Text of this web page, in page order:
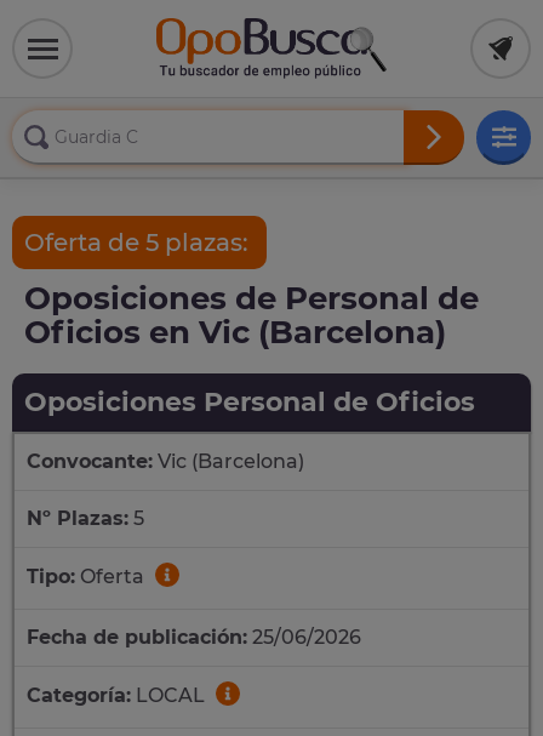
Oferta de 5 plazas:
Oposiciones de Personal de
Oficios en Vic (Barcelona)
Oposiciones Personal de Oficios
Convocante: Vic (Barcelona)
Nº Plazas: 5
Tipo: Oferta
Fecha de publicación: 25/06/2026
Categoría: LOCAL